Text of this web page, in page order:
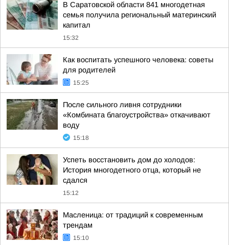
В Саратовской области 841 многодетная
семья получила региональный материнский
капитал
15:32
Как воспитать успешного человека: советы
для родителей
15:25
После сильного ливня сотрудники
«Комбината благоустройства» откачивают
воду
15:18
Успеть восстановить дом до холодов:
История многодетного отца, который не
сдался
15:12
Масленица: от традиций к современным
трендам
15:10